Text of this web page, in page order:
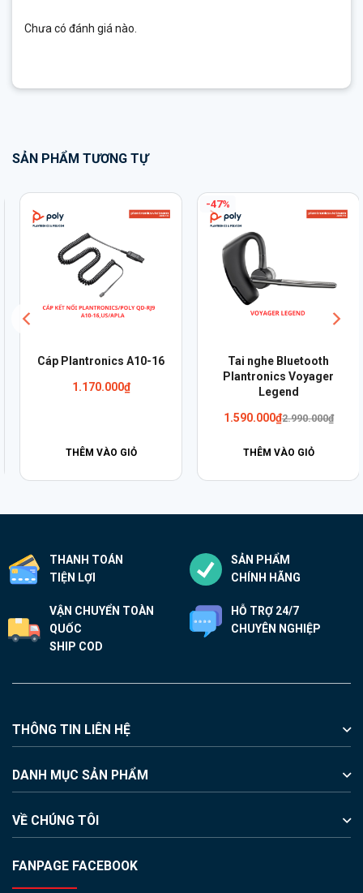
Chưa có đánh giá nào.
SẢN PHẨM TƯƠNG TỰ
Cáp Plantronics A10-16
1.170.000₫
THÊM VÀO GIỎ
-47%
Tai nghe Bluetooth
Plantronics Voyager
Legend
2.990.000₫
Giá
2.990.000₫.
1.590.000₫Giá
là:
THÊM VÀO GIỎ
THANH TOÁN
TIỆN LỢI
SẢN PHẨM
CHÍNH HÃNG
VẬN CHUYỂN TOÀN
QUỐC
SHIP COD
HỖ TRỢ 24/7
CHUYÊN NGHIỆP
THÔNG TIN LIÊN HỆ
DANH MỤC SẢN PHẨM
VỀ CHÚNG TÔI
FANPAGE FACEBOOK